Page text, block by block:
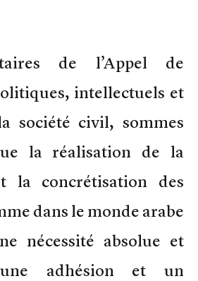
de l’Appel de
intellectuels et
société civil, sommes
la réalisation de la
la concrétisation des
dans le monde arabe
nécessité absolue et
une adhésion et un